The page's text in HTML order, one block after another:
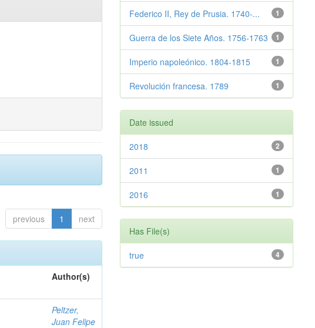
previous 1 next
Author(s)
Peltzer,
Juan Felipe
1
Federico II, Rey de Prusia. 1740-...
1
Guerra de los Siete Años. 1756-1763
1
Imperio napoleónico. 1804-1815
1
Revolución francesa. 1789
Date issued
2
2018
1
2011
1
2016
Has File(s)
4
true